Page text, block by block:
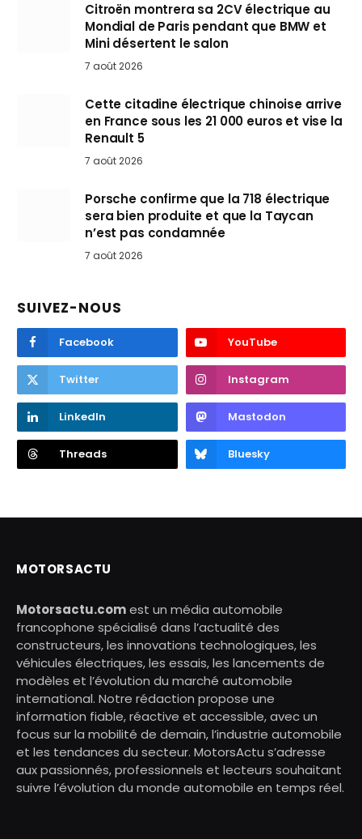
Citroën montrera sa 2CV électrique au
Mondial de Paris pendant que BMW et
Mini désertent le salon
7 août 2026
Cette citadine électrique chinoise arrive
en France sous les 21 000 euros et vise la
Renault 5
7 août 2026
Porsche confirme que la 718 électrique
sera bien produite et que la Taycan
n’est pas condamnée
7 août 2026
SUIVEZ-NOUS
Facebook YouTube
Twitter Instagram
LinkedIn Mastodon
Threads Bluesky
MOTORSACTU
Motorsactu.comest un média automobile
francophone spécialisé dans l’actualité des
constructeurs, les innovations technologiques, les
véhicules électriques, les essais, les lancements de
modèles et l’évolution du marché automobile
international. Notre rédaction propose une
information fiable, réactive et accessible, avec un
focus sur la mobilité de demain, l’industrie automobile
et les tendances du secteur. MotorsActu s’adresse
aux passionnés, professionnels et lecteurs souhaitant
suivre l’évolution du monde automobile en temps réel.